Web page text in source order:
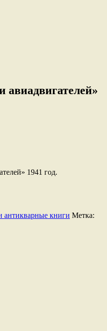
авиадвигателей»
1941 год.
антикварные книги Метка: